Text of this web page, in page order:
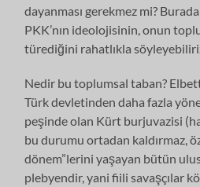
dayanması gerekmez mi?
PKK’nın ideolojisinin, onun
türediğini rahatlıkla
Nedir bu toplumsal taban?
Türk devletinden daha fazla
peşinde olan Kürt burjuvazisi
bu durumu ortadan kaldırmaz,
dönem”lerini yaşayan bütün
plebyendir, yani fiili savaşçılar